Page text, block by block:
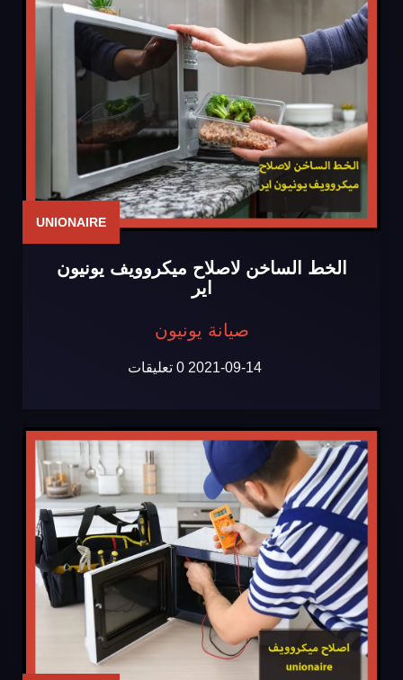
UNIONAIRE
الخط الساخن لاصلاح ميكروويف يونيون
اير
صيانة يونيون
2021-09-14 0 تعليقات